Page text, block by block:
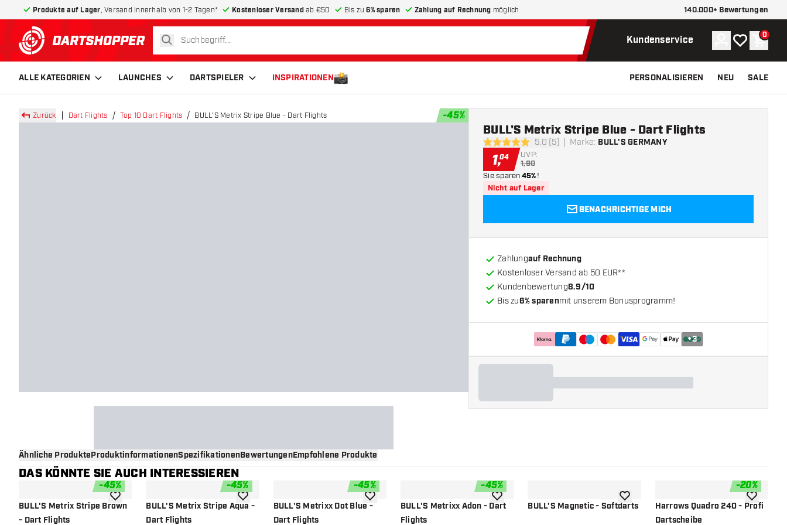
Produkte auf Lager , Versand innerhalb von 1-2 Tagen* Kostenloser Versandab €50 Bis zu6% sparen Zahlung auf Rechnung möglich 140.000+ Bewertungen
zurück zur Startseite
suchen Kundenservice Konto
Meine 0
ALLE KATEGORIEN LAUNCHES DARTSPIELER INSPIRATIONEN PERSONALISIEREN NEU SALE
Zurück Dart Flights Top 10 Dart Flights BULL'S Metrix Stripe Blue - Dart Flights -45%
5 Bewertungssterne
5.0 (5) Marke: BULL'S GERMANY
BULL'S Metrix Stripe Blue - Dart Flights
1,04 UVP:
1,90
Sie sparen45%!
Nicht auf Lager
BENACHRICHTIGE MICH
Zahlungauf Rechnung
Kostenloser Versand ab 50 EUR**
Kundenbewertung8.9/10
Bis zu6% sparenmit unserem Bonusprogramm!
+3
Ähnliche ProdukteProduktinformationenSpezifikationenBewertungenEmpfohlene Produkte
DAS KÖNNTE SIE AUCH INTERESSIEREN
-45%
BULL'S Metrix Stripe Brown
- Dart Flights
Zur Wunschliste hinzufügen
-45%
BULL'S Metrix Stripe Aqua -
Dart Flights
Zur Wunschliste hinzufügen
-45%
BULL'S Metrixx Dot Blue -
Dart Flights
Zur Wunschliste hinzufügen
-45%
BULL'S Metrixx Adon - Dart
Flights
Zur Wunschliste hinzufügen
BULL'S Magnetic - SoftdartsZur Wunschliste hinzufügen
-20%
Harrows Quadro 240 - Profi
Dartscheibe
Zur